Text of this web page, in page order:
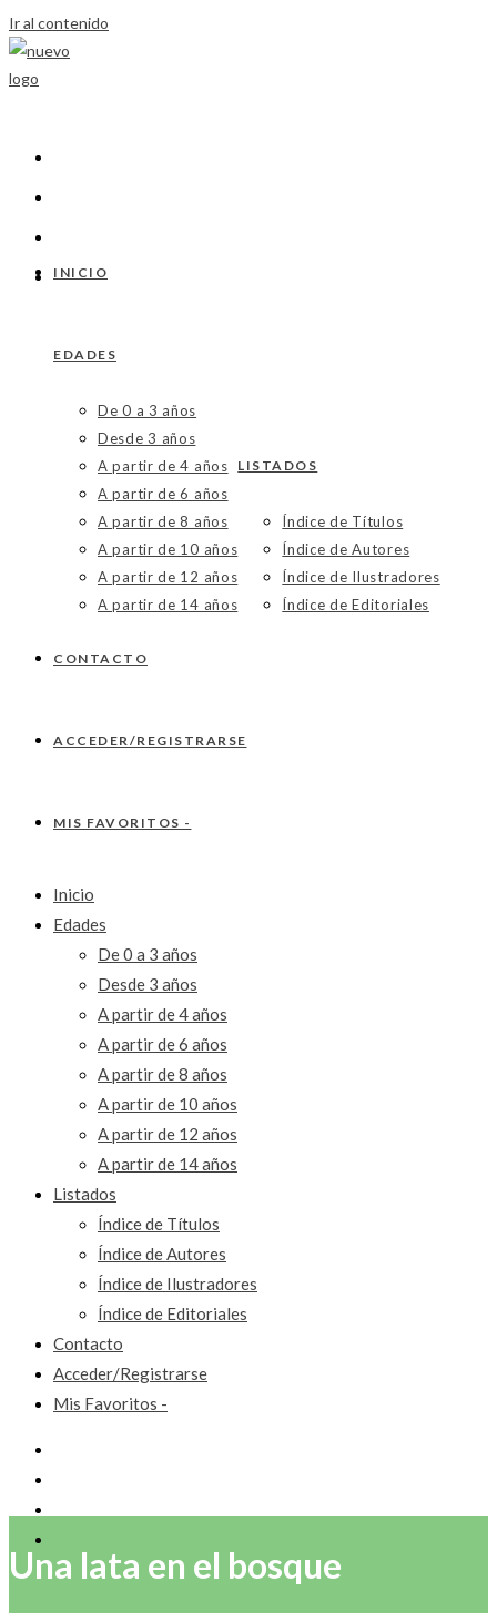
Ir al contenido
INICIO
EDADES
De 0 a 3 años
Desde 3 años
A partir de 4 años
A partir de 6 años
A partir de 8 años
A partir de 10 años
A partir de 12 años
A partir de 14 años
LISTADOS
Índice de Títulos
Índice de Autores
Índice de Ilustradores
Índice de Editoriales
CONTACTO
ACCEDER/REGISTRARSE
MIS FAVORITOS -
Inicio
Edades
De 0 a 3 años
Desde 3 años
A partir de 4 años
A partir de 6 años
A partir de 8 años
A partir de 10 años
A partir de 12 años
A partir de 14 años
Listados
Índice de Títulos
Índice de Autores
Índice de Ilustradores
Índice de Editoriales
Contacto
Acceder/Registrarse
Mis Favoritos -
Una lata en el bosque